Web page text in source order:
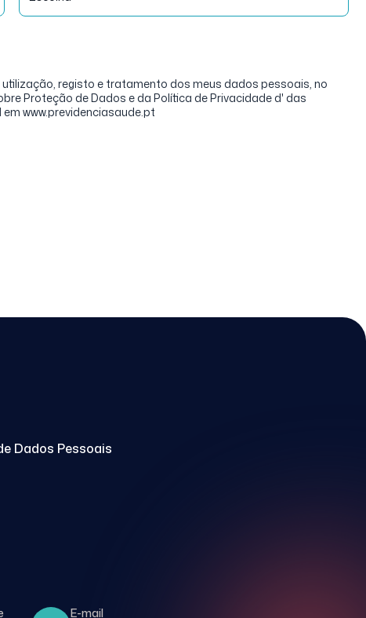
registo e tratamento dos meus dados pessoais, no
Proteção de Dados e da Política de Privacidade d' das
www.previdenciasaude.pt
Dados Pessoais
E-mail